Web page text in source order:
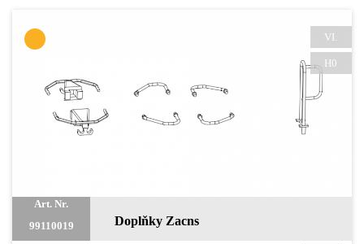
VI.
H0
Art. Nr.
99110019
Doplňky Zacns